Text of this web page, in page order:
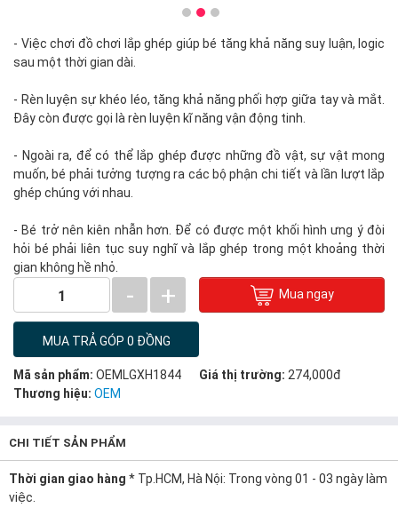
- Việc chơi đồ chơi lắp ghép giúp bé tăng khả năng suy luận, logic
sau một thời gian dài.
- Rèn luyện sự khéo léo, tăng khả năng phối hợp giữa tay và mắt.
Đây còn được gọi là rèn luyện kĩ năng vận động tinh.
- Ngoài ra, để có thể lắp ghép được những đồ vật, sự vật mong
muốn, bé phải tưởng tượng ra các bộ phận chi tiết và lần lượt lắp
ghép chúng với nhau.
- Bé trở nên kiên nhẫn hơn. Để có được một khối hình ưng ý đòi
hỏi bé phải liên tục suy nghĩ và lắp ghép trong một khoảng thời
gian không hề nhỏ.
1 - + Mua ngay
MUA TRẢ GÓP 0 ĐỒNG
Mã sản phẩm: OEMLGXH1844 Giá thị trường: 274,000đ
Thương hiệu: OEM
CHI TIẾT SẢN PHẨM
Thời gian giao hàng * Tp.HCM, Hà Nội: Trong vòng 01 - 03 ngày làm
việc.